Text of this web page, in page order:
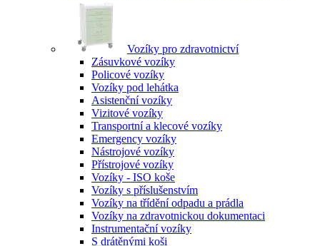
Vozíky pro zdravotnictví
Zásuvkové vozíky
Policové vozíky
Vozíky pod lehátka
Asistenční vozíky
Vizitové vozíky
Transportní a klecové vozíky
Emergency vozíky
Nástrojové vozíky
Přístrojové vozíky
Vozíky - ISO koše
Vozíky s příslušenstvím
Vozíky na třídění odpadu a prádla
Vozíky na zdravotnickou dokumentaci
Instrumentační vozíky
S drátěnými koši